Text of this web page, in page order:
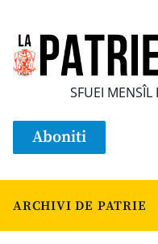
SFUEI
Aboniti
ARCHIVI DE PATRIE